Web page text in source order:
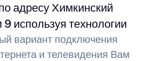
адресу Химкинский
используя технологии
вариант подключения
и телевидения Вам